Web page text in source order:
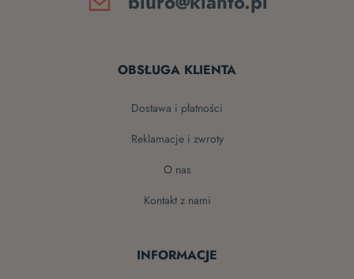
OBSŁUGA KLIENTA
dostawa i płatności
reklamacje i zwroty
o nas
kontakt z nami
INFORMACJE